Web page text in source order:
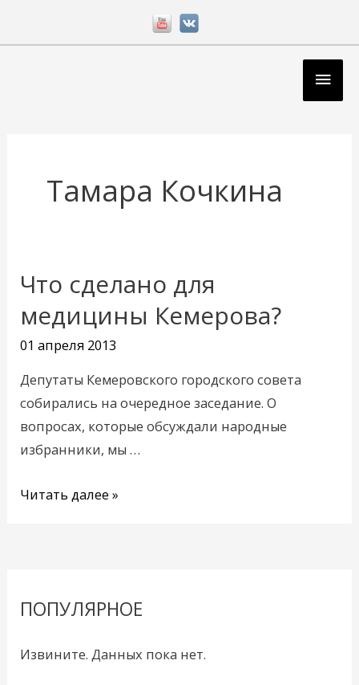
Тамара Кочкина
Что сделано для
медицины Кемерова?
01 апреля 2013
Депутаты Кемеровского городского совета
собирались на очередное заседание. О
вопросах, которые обсуждали народные
избранники, мы …
Что
для
медицины
Кемерова?
Читать далее »
ПОПУЛЯРНОЕ
Извините. Данных пока нет.